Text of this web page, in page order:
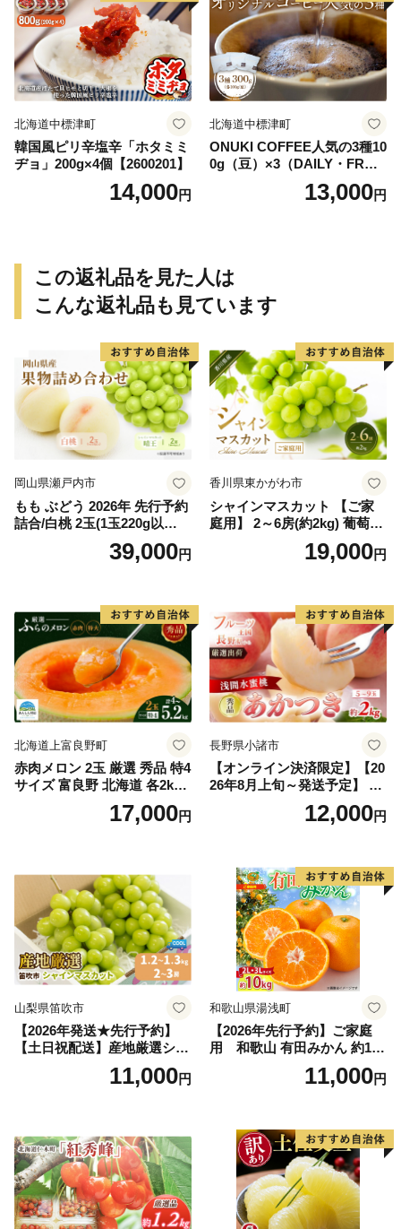
北海道中標津町
韓国風ピリ辛塩辛「ホタミミ
ヂョ」200g×4個【2600201】
14,000円
北海道中標津町
ONUKI COFFEE人気の3種10
0g（豆）×3（DAILY・FREN
CH・パプアニューギニア）
13,000円
この返礼品を見た人は
こんな返礼品も見ています
岡山県瀬戸内市
もも ぶどう 2026年 先行予約
詰合/白桃 2玉(1玉220g以
上)・シャインマスカット 晴
39,000円
香川県東かがわ市
シャインマスカット 【ご家
庭用】 2～6房(約2kg) 葡萄 ぶ
どう ブドウ フルーツ 果物 く
だもの 果実 旬の果物 旬のフ
19,000円
北海道上富良野町
赤肉メロン 2玉 厳選 秀品 特4
サイズ 富良野 北海道 各2kg
～2.6kg 2玉 セット ファーム
富良野 メロン めろん 果物 く
17,000円
長野県小諸市
【オンライン決済限定】【20
26年8月上旬～発送予定】 先
行予約 「浅間水蜜桃プレミ
アム」 もも あかつき 秀品 約
果肉 長野県産 小諸市
12,000円
山梨県笛吹市
【2026年発送★先行予約】
【土日祝配送】産地厳選シャ
インマスカット1.2kg～1.3kg
（2房～3房）※沖縄・離島配
笛吹市 山梨県 フルーツ 果物
ぶどう 葡萄 大粒 シャインマ
スカット おすすめ シャイン
マスカット 贈答 ギフト 産地
笛吹市 シャインマスカット
笛吹 葡萄 国産 ぶどう 人気
11,000円
和歌山県湯浅町
【2026年先行予約】ご家庭
用 和歌山 有田みかん 約10k
g (2L、3Lサイズ)【湯浅町】
11,000円